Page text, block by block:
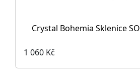
Crystal Bohemia Sklenice
1 060 Kč